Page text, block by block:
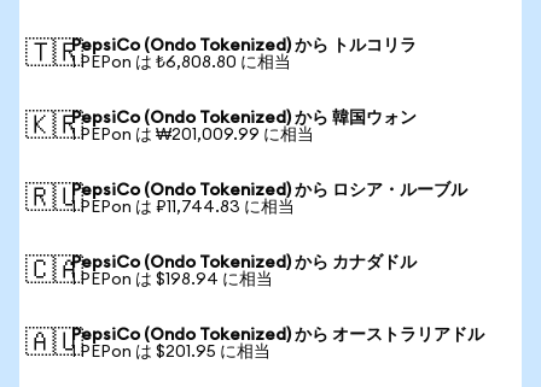
🇹🇷PepsiCo (Ondo Tokenized) から トルコリラ
1 PEPon は ₺6,808.80 に相当
🇰🇷PepsiCo (Ondo Tokenized) から 韓国ウォン
1 PEPon は ₩201,009.99 に相当
🇷🇺PepsiCo (Ondo Tokenized) から ロシア・ルーブル
1 PEPon は ₽11,744.83 に相当
🇨🇦PepsiCo (Ondo Tokenized) から カナダドル
1 PEPon は $198.94 に相当
🇦🇺PepsiCo (Ondo Tokenized) から オーストラリアドル
1 PEPon は $201.95 に相当